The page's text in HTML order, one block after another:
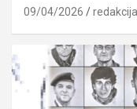
09/04/2026 redakcija